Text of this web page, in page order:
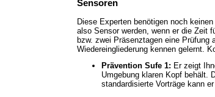
Sensoren
Diese Experten benötigen noch
also Sensor werden, wenn er die Zeit
bzw. zwei Präsenztagen eine Prüfung
Wiedereingliederung kennen gelernt.
Prävention Sufe 1: Er zeigt
Umgebung klaren Kopf behält. Durch Vorträge und den Kontakt zu einem
standardisierte Vorträge kann